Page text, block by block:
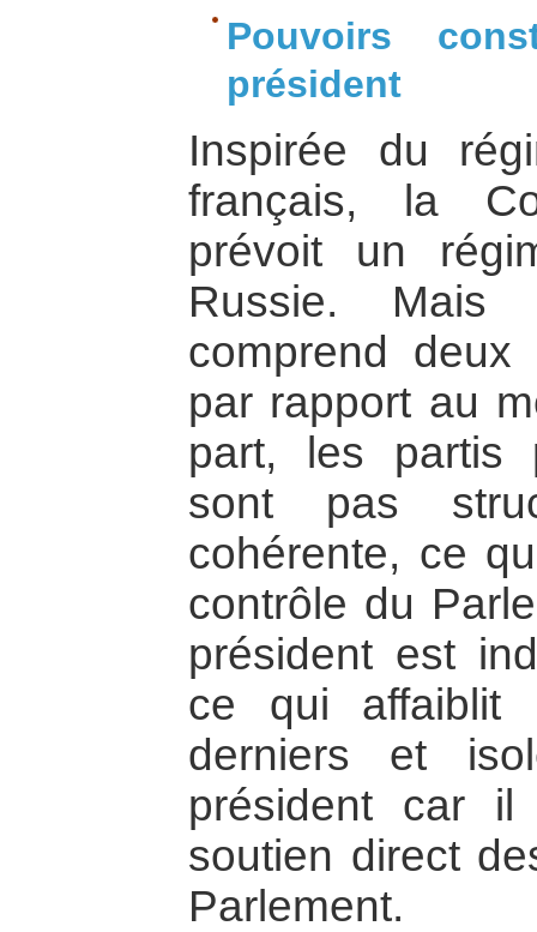
Pouvoirs
président
Inspirée du
français, la
prévoit un
Russie. Mais
comprend deux
par rapport au
part, les partis
sont pas
cohérente, ce
contrôle du
président est
ce qui affaiblit
derniers et
président car
soutien direct
Parlement.